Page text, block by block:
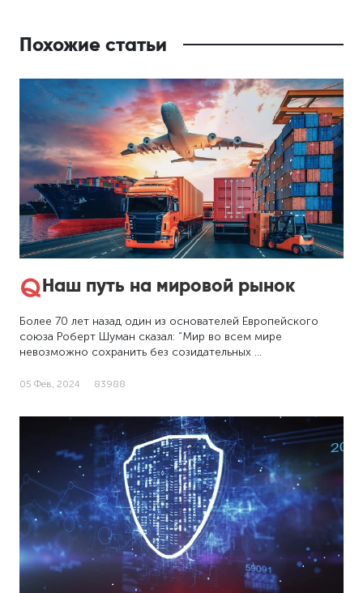
Похожие статьи
Наш путь на мировой рынок
Более 70 лет назад один из основателей Европейского
союза Роберт Шуман сказал: “Мир во всем мире
невозможно сохранить без созидательных …
05 Фев, 2024 83988